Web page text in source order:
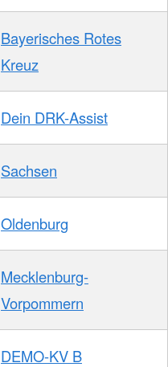
Bayerisches Rotes
Kreuz
Dein DRK-Assist
Sachsen
Oldenburg
Mecklenburg-
Vorpommern
DEMO-KV B